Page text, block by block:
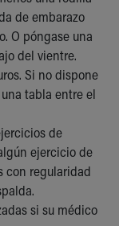
de embarazo
O póngase una
del vientre.
Si no dispone
tabla entre el
de
ejercicio de
con regularidad
si su médico